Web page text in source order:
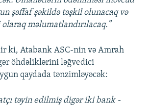
şəffaf şəkildə təşkil olunacaq və
məlumatlandırılacaq.”
ki, Atabank ASC-nin və Amrah
öhdəliklərini ləğvedici
qaydada tənzimləyəcək:
təyin edilmiş digər iki bank -